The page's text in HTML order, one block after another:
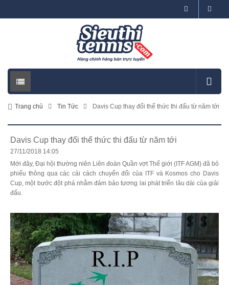
Trang chủ Tin Tức Davis Cup thay đổi thể thức thi đấu từ năm tới
Davis Cup thay đổi thể thức thi đấu từ năm tới
27/11/2018 14:05
Mới đây, Đại hội thường niên Liên đoàn Quần vợt Thế giới (ITF AGM) đã bỏ
phiếu thông qua các cải cách chuyển đổi của ITF và Kosmos cho Davis
Cup, một bước đột phá nhằm đảm bảo tương lai phát triển lâu dài của giải
đấu.